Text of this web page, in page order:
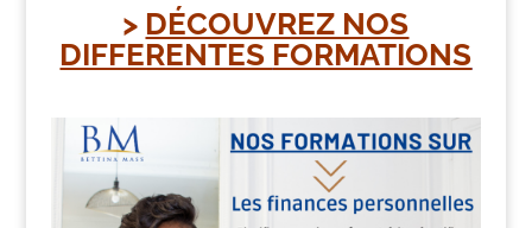
> DÉCOUVREZ NOS
DIFFERENTES FORMATIONS